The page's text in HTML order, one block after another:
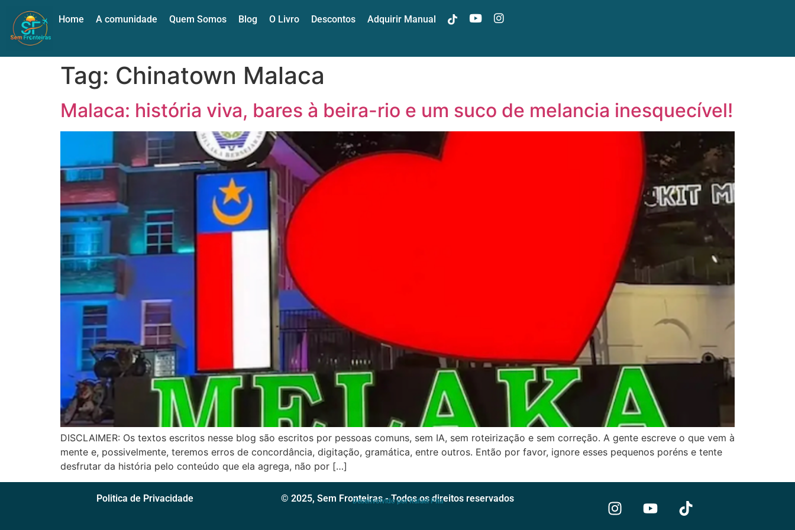
Home A comunidade Quem Somos Blog O Livro Descontos Adquirir Manual t y i
Tag: Chinatown Malaca
Malaca: história viva, bares à beira-rio e um suco de melancia inesquecível!
DISCLAIMER: Os textos escritos nesse blog são escritos por pessoas comuns, sem IA, sem roteirização e sem correção. A gente escreve o que vem à
mente e, possivelmente, teremos erros de concordância, digitação, gramática, entre outros. Então por favor, ignore esses pequenos poréns e tente
desfrutar da história pelo conteúdo que ela agrega, não por […]
Politica de Privacidade © 2025, Sem Fronteiras - Todos os direitos reservados
Desenvolvido por Rafael Pita